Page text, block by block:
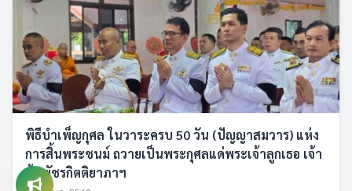
พิธีบำเพ็ญกุศล ในวาระครบ 50 วัน (ปัญญาสมวาร) แห่ง
การสิ้นพระชนม์ ถวายเป็นพระกุศลแด่พระเจ้าลูกเธอ เจ้า
ฟ้าพัชรกิตติยาภาฯ